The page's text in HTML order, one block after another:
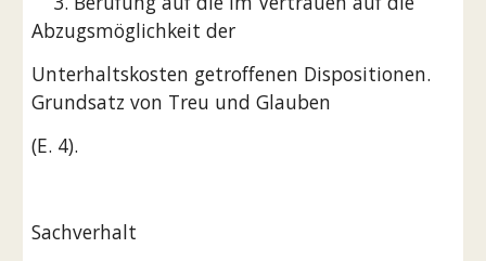
Abzugsmöglichkeit der
Unterhaltskosten getroffenen Dispositionen.
Grundsatz von Treu und Glauben
(E. 4).
Sachverhalt